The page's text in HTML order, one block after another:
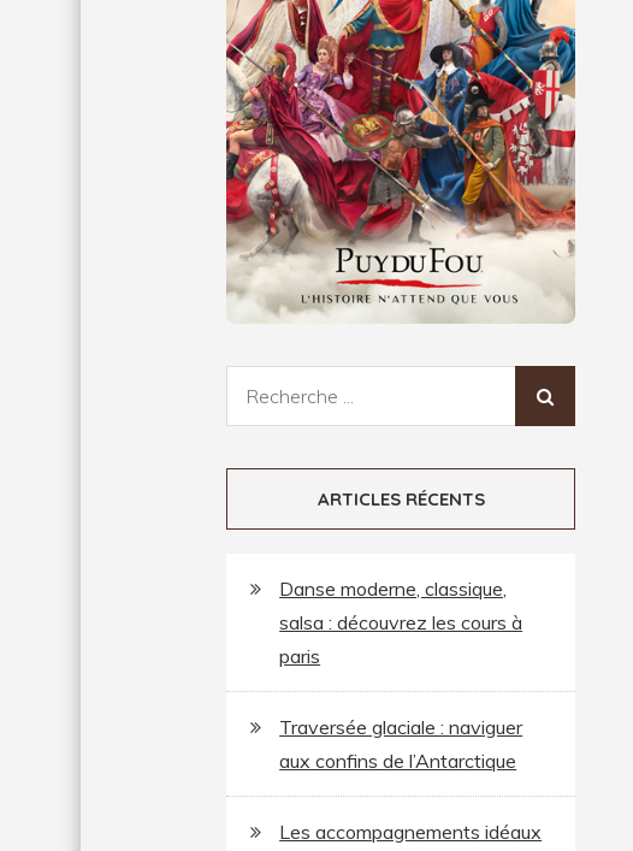
ARTICLES RÉCENTS
Danse moderne, classique,
salsa : découvrez les cours à
paris
Traversée glaciale : naviguer
aux confins de l’Antarctique
Les accompagnements idéaux